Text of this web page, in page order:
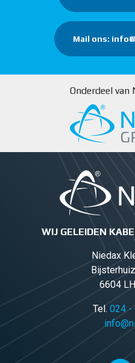
Mail ons:
Onderdeel van
WIJ GELEIDEN
Niedax
6604
Tel. 024 -